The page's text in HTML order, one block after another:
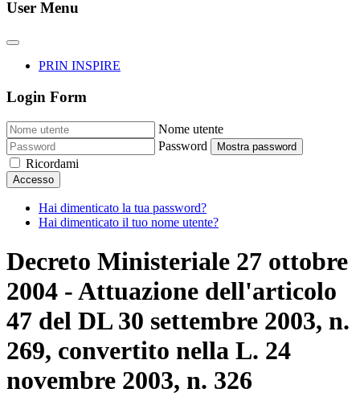
User Menu
PRIN INSPIRE
Login Form
Nome utente
Password
Mostra password
Ricordami
Accesso
Hai dimenticato la tua password?
Hai dimenticato il tuo nome utente?
Decreto Ministeriale 27 ottobre
2004 - Attuazione dell'articolo
47 del DL 30 settembre 2003, n.
269, convertito nella L. 24
novembre 2003, n. 326